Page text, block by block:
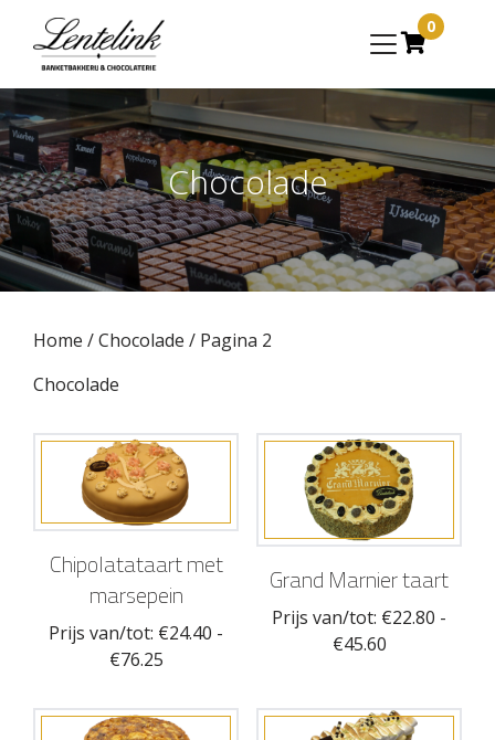
0
Chocolade
Home /Chocolade / Pagina 2
Chocolade
Chipolatataart met
marsepein
Prijs van/tot: €24.40 -
€76.25
Grand Marnier taart
Prijs van/tot: €22.80 -
€45.60